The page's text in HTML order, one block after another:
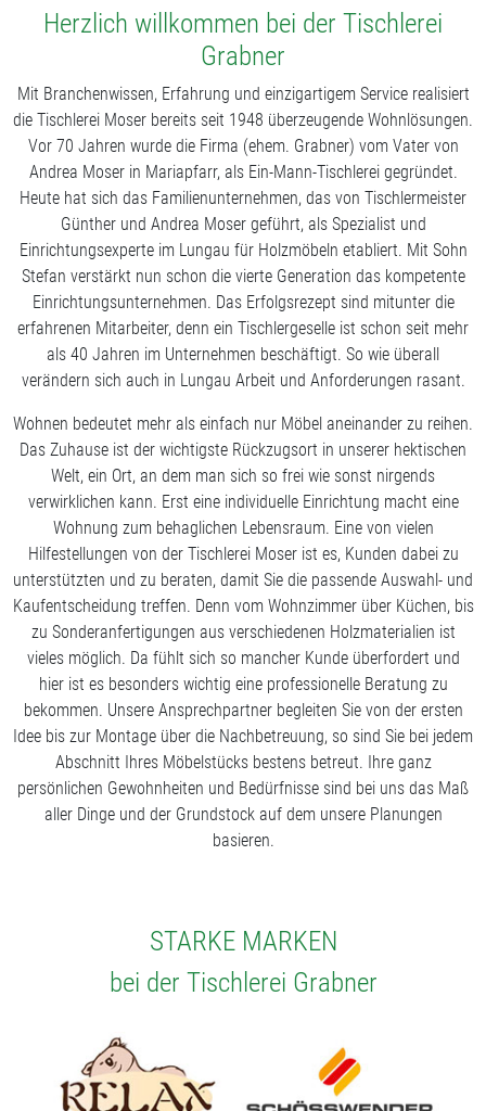
Herzlich willkommen bei der Tischlerei
Grabner
Mit Branchenwissen, Erfahrung und einzigartigem Service realisiert
die Tischlerei Moser bereits seit 1948 überzeugende Wohnlösungen.
Vor 70 Jahren wurde die Firma (ehem. Grabner) vom Vater von
Andrea Moser in Mariapfarr, als Ein-Mann-Tischlerei gegründet.
Heute hat sich das Familienunternehmen, das von Tischlermeister
Günther und Andrea Moser geführt, als Spezialist und
Einrichtungsexperte im Lungau für Holzmöbeln etabliert. Mit Sohn
Stefan verstärkt nun schon die vierte Generation das kompetente
Einrichtungsunternehmen. Das Erfolgsrezept sind mitunter die
erfahrenen Mitarbeiter, denn ein Tischlergeselle ist schon seit mehr
als 40 Jahren im Unternehmen beschäftigt. So wie überall
verändern sich auch in Lungau Arbeit und Anforderungen rasant.
Wohnen bedeutet mehr als einfach nur Möbel aneinander zu reihen.
Das Zuhause ist der wichtigste Rückzugsort in unserer hektischen
Welt, ein Ort, an dem man sich so frei wie sonst nirgends
verwirklichen kann. Erst eine individuelle Einrichtung macht eine
Wohnung zum behaglichen Lebensraum. Eine von vielen
Hilfestellungen von der Tischlerei Moser ist es, Kunden dabei zu
unterstützten und zu beraten, damit Sie die passende Auswahl- und
Kaufentscheidung treffen. Denn vom Wohnzimmer über Küchen, bis
zu Sonderanfertigungen aus verschiedenen Holzmaterialien ist
vieles möglich. Da fühlt sich so mancher Kunde überfordert und
hier ist es besonders wichtig eine professionelle Beratung zu
bekommen. Unsere Ansprechpartner begleiten Sie von der ersten
Idee bis zur Montage über die Nachbetreuung, so sind Sie bei jedem
Abschnitt Ihres Möbelstücks bestens betreut. Ihre ganz
persönlichen Gewohnheiten und Bedürfnisse sind bei uns das Maß
aller Dinge und der Grundstock auf dem unsere Planungen
basieren.
STARKE MARKEN
bei der Tischlerei Grabner